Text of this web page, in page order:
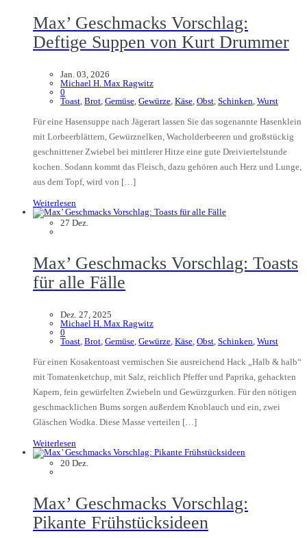
Max’ Geschmacks Vorschlag:
Deftige Suppen von Kurt Drummer
Jan. 03, 2026
Michael H. Max Ragwitz
0
Toast Brot Gemüse Gewürze Käse Obst Schinken Wurst
Für eine Hasensuppe nach Jägerart lassen Sie das sogenannte Hasenklein
mit Lorbeerblättern, Gewürznelken, Wacholderbeeren und großstückig
geschnittener Zwiebel bei mittlerer Hitze eine gute Dreiviertelstunde
kochen. Sodann kommt das Fleisch, dazu gehören auch Herz und Lunge,
aus dem Topf, wird von […]
Weiterlesen
27 Dez.
Max’ Geschmacks Vorschlag: Toasts
für alle Fälle
Dez. 27, 2025
Michael H. Max Ragwitz
0
Toast Brot Gemüse Gewürze Käse Obst Schinken Wurst
Für einen Kosakentoast vermischen Sie ausreichend Hack „Halb & halb“
mit Tomatenketchup, mit Salz, reichlich Pfeffer und Paprika, gehackten
Kapern, fein gewürfelten Zwiebeln und Gewürzgurken. Für den nötigen
geschmacklichen Bums sorgen außerdem Knoblauch und ein, zwei
Gläschen Wodka. Diese Masse verteilen […]
Weiterlesen
20 Dez.
Max’ Geschmacks Vorschlag:
Pikante Frühstücksideen